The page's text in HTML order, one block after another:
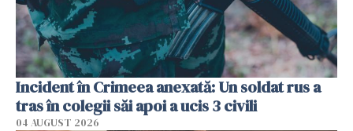
Incident în Crimeea anexată: Un soldat rus a
tras în colegii săi apoi a ucis 3 civili
04 AUGUST 2026